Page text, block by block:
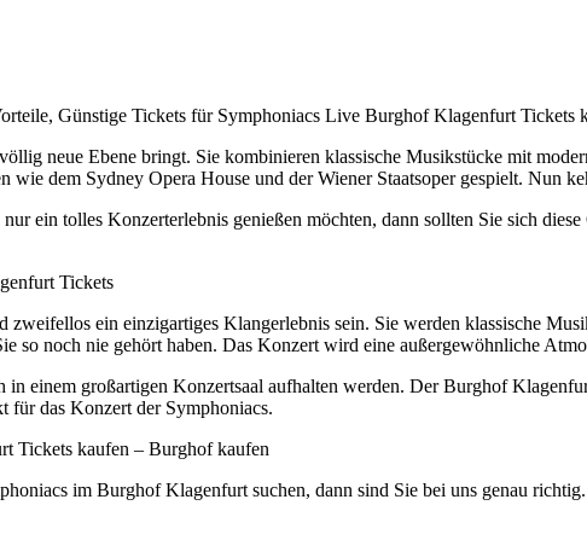
Günstige Tickets für Symphoniacs Live Burghof Klagenfurt Tickets
neue Ebene bringt. Sie kombinieren klassische Musikstücke mit
wie dem Sydney Opera House und der Wiener Staatsoper gespielt. Nun
ein tolles Konzerterlebnis genießen möchten, dann sollten Sie sich
Tickets
ein einzigartiges Klangerlebnis sein. Sie werden klassische
so noch nie gehört haben. Das Konzert wird eine außergewöhnliche
einem großartigen Konzertsaal aufhalten werden. Der Burghof
für das Konzert der Symphoniacs.
Tickets kaufen – Burghof kaufen
im Burghof Klagenfurt suchen, dann sind Sie bei uns genau